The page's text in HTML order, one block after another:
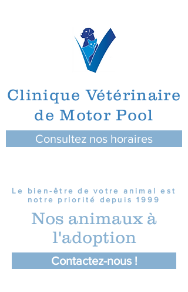
Clinique Vétérinaire
de Motor Pool
Consultez nos horaires
Le bien-être de votre animal est
notre priorité depuis 1999
Nos animaux à
l'adoption
Contactez-nous !